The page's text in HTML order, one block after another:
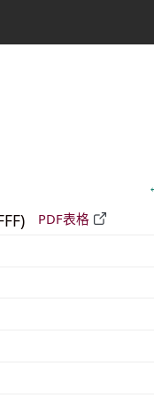
PDF表格